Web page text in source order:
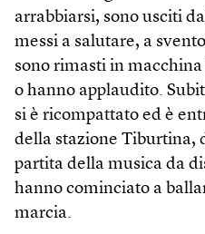
arrabbiarsi, sono usciti
messi a salutare, a
sono rimasti in
o hanno applaudito.
si è ricompattato ed è
della stazione Tiburtina,
partita della musica da
hanno cominciato a
marcia.